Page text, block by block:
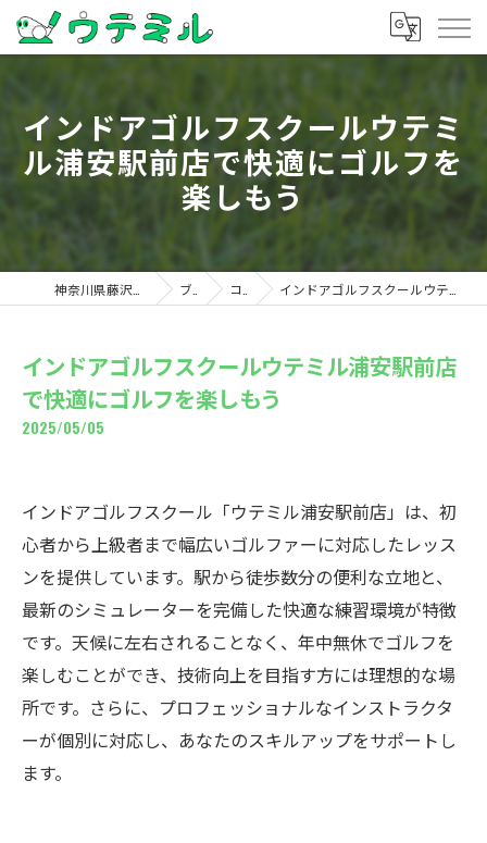
インドアゴルフスクールウテミ
ル浦安駅前店で快適にゴルフを
楽しもう
ブログ コラム インドアゴルフスクールウテミル浦安駅前店で快適にゴルフを楽しもう
インドアゴルフスクールウテミル浦安駅前店
で快適にゴルフを楽しもう
2025/05/05
インドアゴルフスクール「ウテミル浦安駅前店」は、初
心者から上級者まで幅広いゴルファーに対応したレッス
ンを提供しています。駅から徒歩数分の便利な立地と、
最新のシミュレーターを完備した快適な練習環境が特徴
です。天候に左右されることなく、年中無休でゴルフを
楽しむことができ、技術向上を目指す方には理想的な場
所です。さらに、プロフェッショナルなインストラクタ
ーが個別に対応し、あなたのスキルアップをサポートし
ます。